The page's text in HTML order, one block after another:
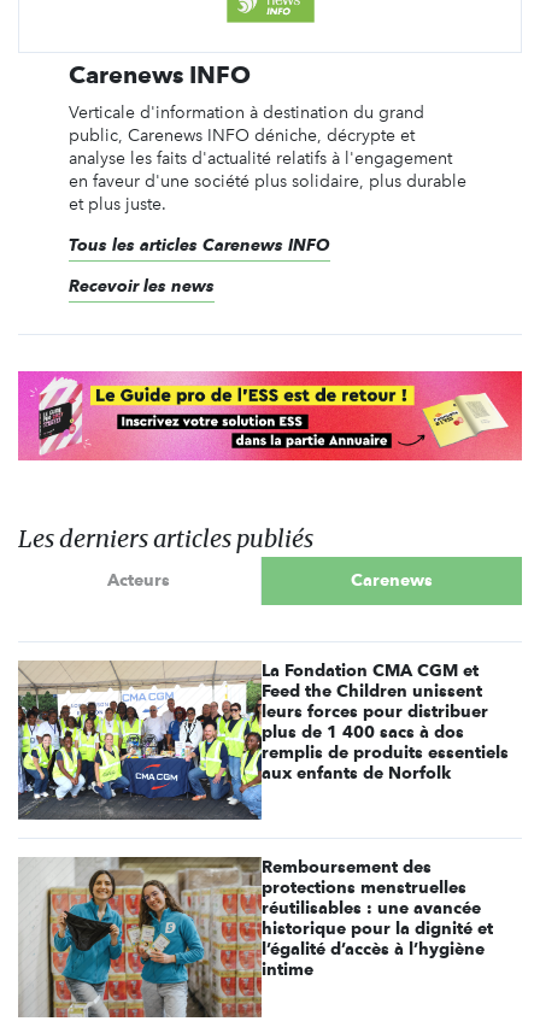
Carenews INFO
Verticale d'information à destination du grand
public, Carenews INFO déniche, décrypte et
analyse les faits d'actualité relatifs à l'engagement
en faveur d'une société plus solidaire, plus durable
et plus juste.
Tous les articles Carenews INFO
Recevoir les news
Les derniers articles publiés
Acteurs Carenews
La Fondation CMA CGM et
Feed the Children unissent
leurs forces pour distribuer
plus de 1 400 sacs à dos
remplis de produits essentiels
aux enfants de Norfolk
Remboursement des
protections menstruelles
réutilisables : une avancée
historique pour la dignité et
l’égalité d’accès à l’hygiène
intime